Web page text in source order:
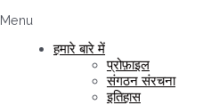
Menu
हमारे बारे में
प्रोफ़ाइल
संगठन संरचना
इतिहास